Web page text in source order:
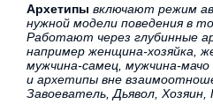
Архетипы включают режим
нужной модели поведения в
Работают через глубинные
например женщина-хозяйка,
мужчина-самец, мужчина-
и архетипы вне
Завоеватель, Дьявол, Хозяин,